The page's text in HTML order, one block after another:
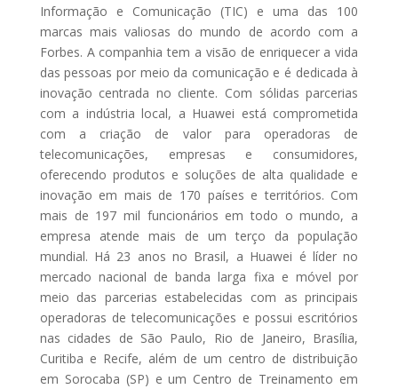
Informação e Comunicação (TIC) e uma das 100
marcas mais valiosas do mundo de acordo com a
Forbes. A companhia tem a visão de enriquecer a vida
das pessoas por meio da comunicação e é dedicada à
inovação centrada no cliente. Com sólidas parcerias
com a indústria local, a Huawei está comprometida
com a criação de valor para operadoras de
telecomunicações, empresas e consumidores,
oferecendo produtos e soluções de alta qualidade e
inovação em mais de 170 países e territórios. Com
mais de 197 mil funcionários em todo o mundo, a
empresa atende mais de um terço da população
mundial. Há 23 anos no Brasil, a Huawei é líder no
mercado nacional de banda larga fixa e móvel por
meio das parcerias estabelecidas com as principais
operadoras de telecomunicações e possui escritórios
nas cidades de São Paulo, Rio de Janeiro, Brasília,
Curitiba e Recife, além de um centro de distribuição
em Sorocaba (SP) e um Centro de Treinamento em